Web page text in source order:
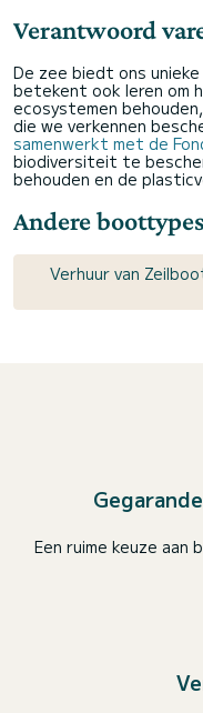
Verantwoord
De zee biedt ons
betekent ook leren om
ecosystemen
die we verkennen
samenwerkt met de
biodiversiteit te
behouden en de
Andere boottypes
Verhuur van
Een ruime keuze